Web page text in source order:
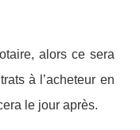
alors ce sera
à l’acheteur en
le jour après.